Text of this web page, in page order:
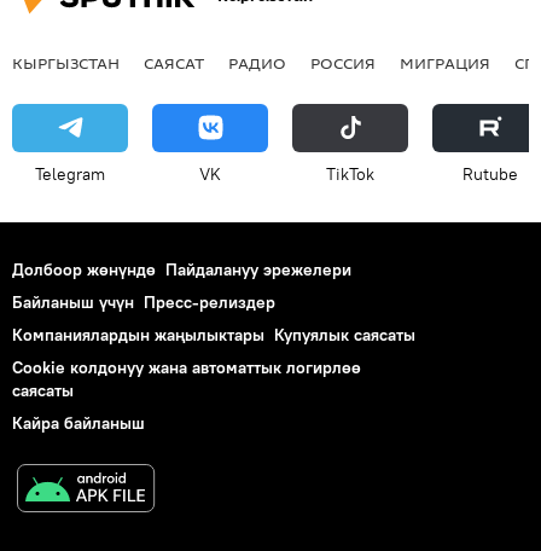
КЫРГЫЗСТАН САЯСАТ РАДИО РОССИЯ МИГРАЦИЯ
Telegram VK ТikТоk Rutube
Долбоор жөнүндө Пайдалануу эрежелери
Байланыш үчүн Пресс-релиздер
Компаниялардын жаңылыктары Купуялык саясаты
Cookie колдонуу жана автоматтык логирлөө
саясаты
Кайра байланыш